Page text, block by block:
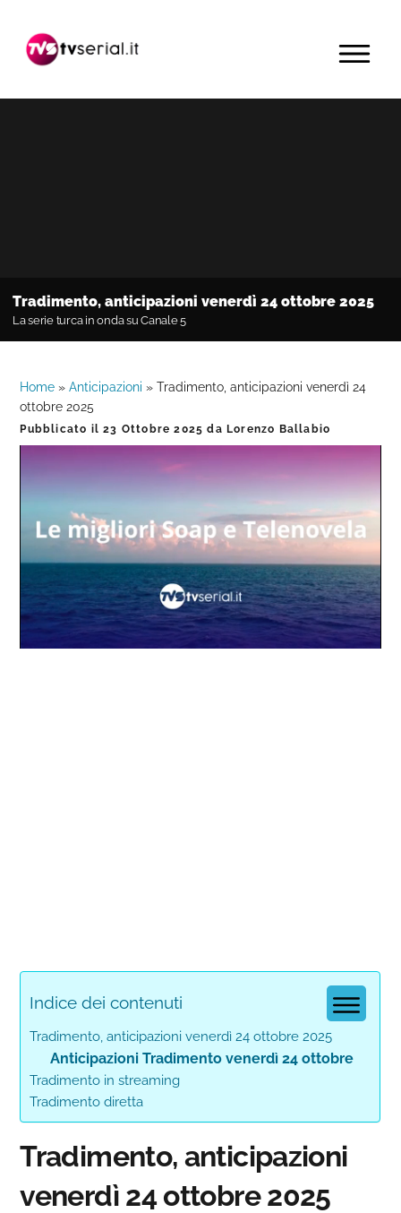
navigazione
contenuto
barra
primaria
MENU
Tradimento, anticipazioni venerdì 24 ottobre 2025
La serie turca in onda su Canale 5
Home »Anticipazioni »Tradimento, anticipazioni venerdì 24
ottobre 2025
Pubblicato il23 Ottobre 2025 da Lorenzo Ballabio
0%
0%
Indice dei contenuti
Tradimento, anticipazioni venerdì 24 ottobre 2025
Anticipazioni Tradimento venerdì 24 ottobre
Tradimento in streaming
Tradimento diretta
Tradimento, anticipazioni
venerdì 24 ottobre 2025